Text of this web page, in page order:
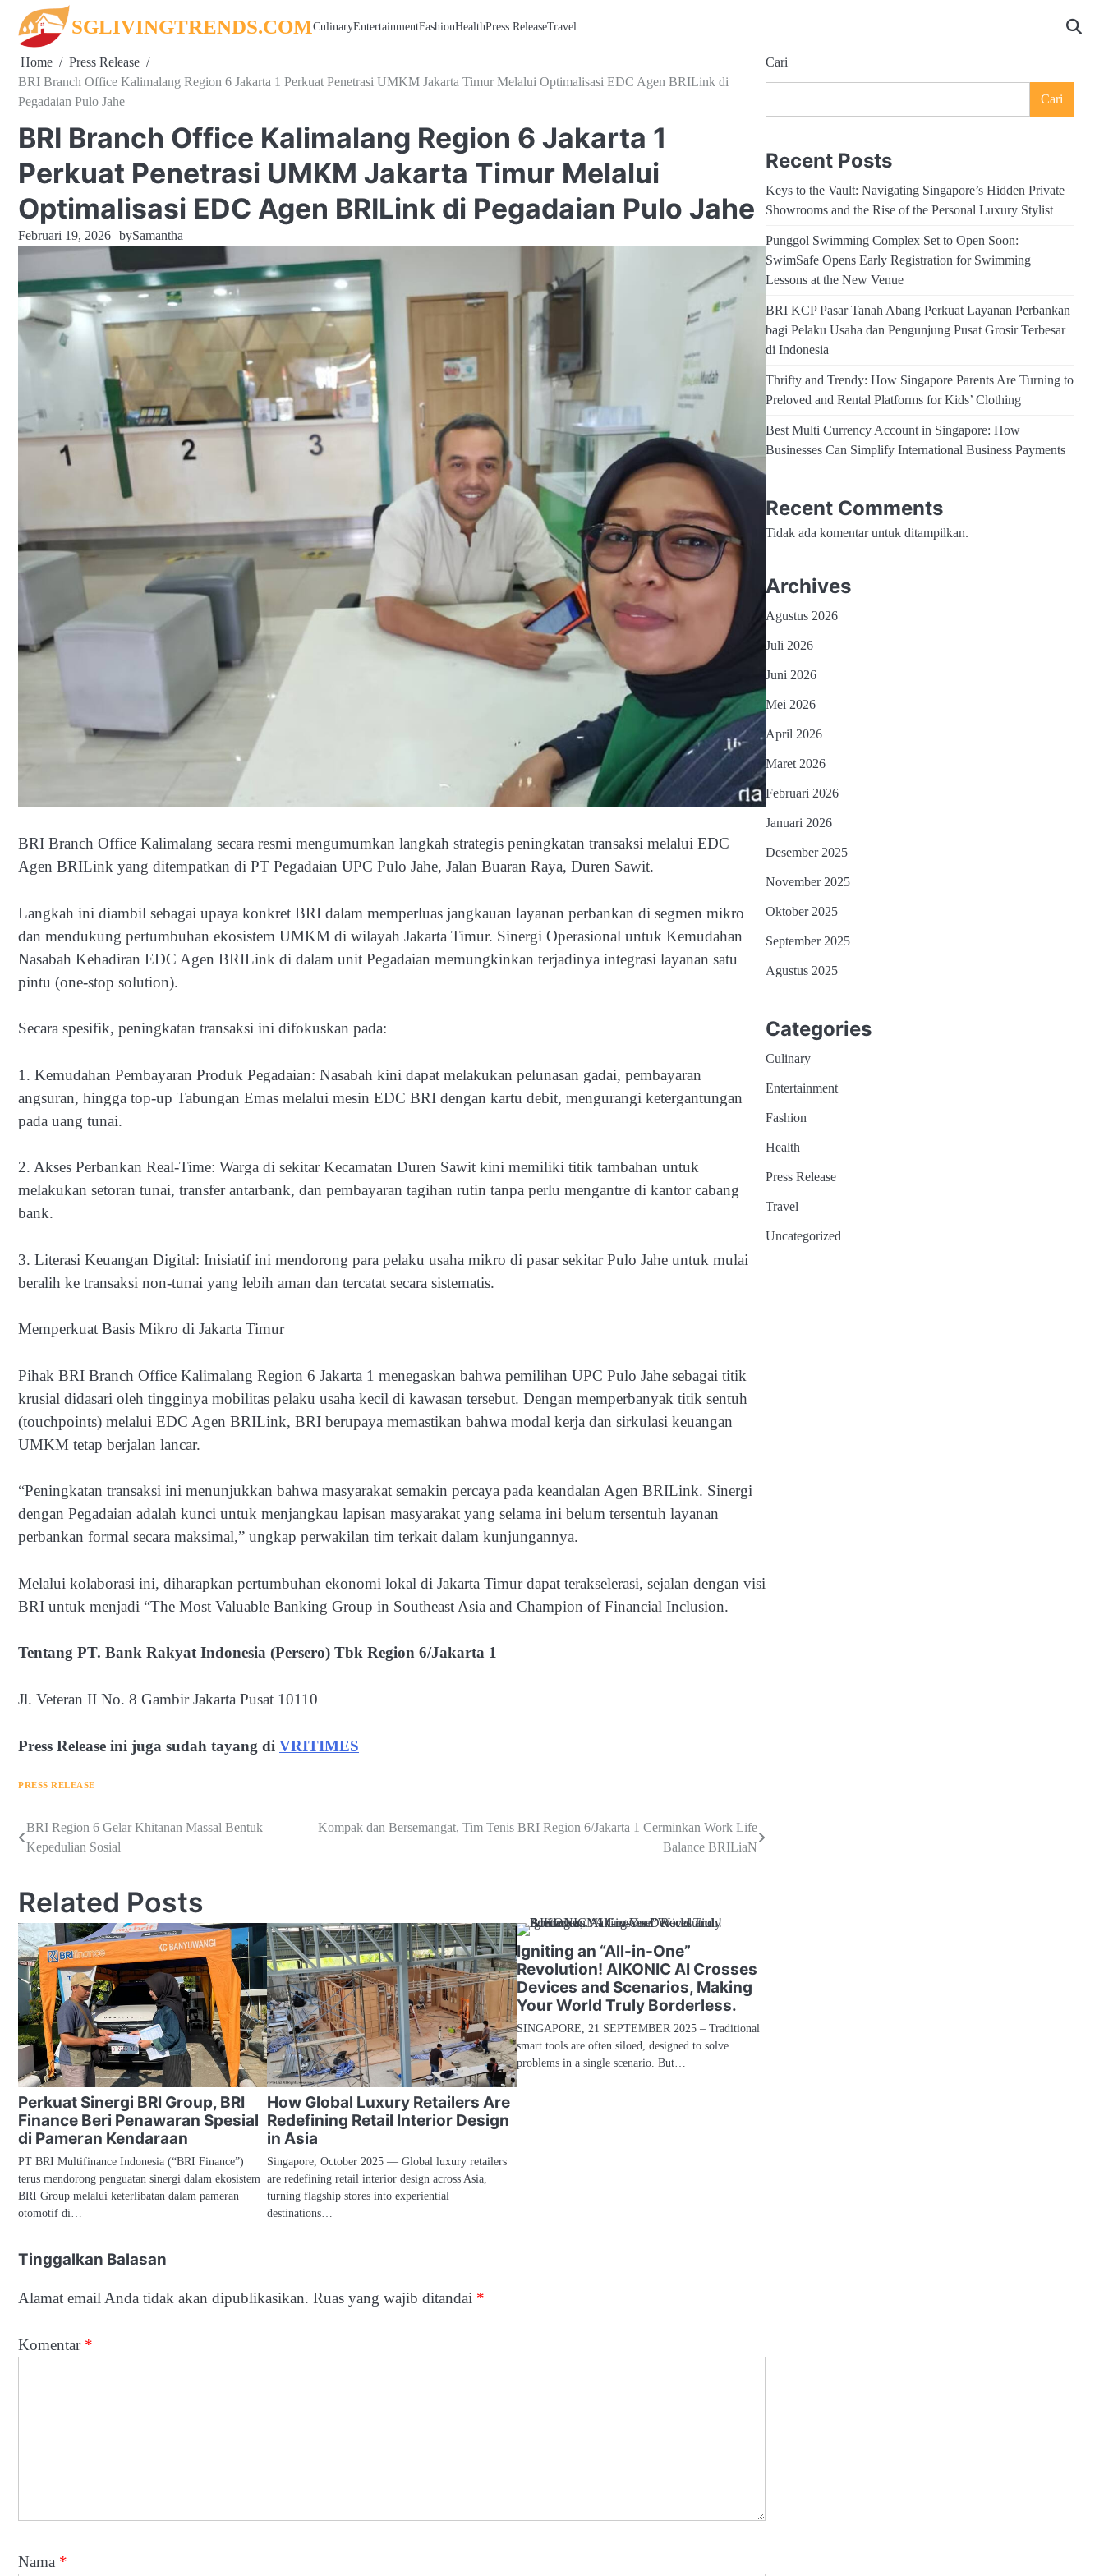
content
SGLIVINGTRENDS.COMCulinaryEntertainmentFashionHealthPress ReleaseTravel
Home
Press Release
BRI Branch Office Kalimalang Region 6 Jakarta 1 Perkuat Penetrasi UMKM Jakarta Timur Melalui Optimalisasi EDC Agen BRILink di
Pegadaian Pulo Jahe
BRI Branch Office Kalimalang Region 6 Jakarta 1
Perkuat Penetrasi UMKM Jakarta Timur Melalui
Optimalisasi EDC Agen BRILink di Pegadaian Pulo Jahe
Februari 19, 2026 bySamantha
BRI Branch Office Kalimalang secara resmi mengumumkan langkah strategis peningkatan transaksi melalui EDC
Agen BRILink yang ditempatkan di PT Pegadaian UPC Pulo Jahe, Jalan Buaran Raya, Duren Sawit.
Langkah ini diambil sebagai upaya konkret BRI dalam memperluas jangkauan layanan perbankan di segmen mikro
dan mendukung pertumbuhan ekosistem UMKM di wilayah Jakarta Timur. Sinergi Operasional untuk Kemudahan
Nasabah Kehadiran EDC Agen BRILink di dalam unit Pegadaian memungkinkan terjadinya integrasi layanan satu
pintu (one-stop solution).
Secara spesifik, peningkatan transaksi ini difokuskan pada:
1. Kemudahan Pembayaran Produk Pegadaian: Nasabah kini dapat melakukan pelunasan gadai, pembayaran
angsuran, hingga top-up Tabungan Emas melalui mesin EDC BRI dengan kartu debit, mengurangi ketergantungan
pada uang tunai.
2. Akses Perbankan Real-Time: Warga di sekitar Kecamatan Duren Sawit kini memiliki titik tambahan untuk
melakukan setoran tunai, transfer antarbank, dan pembayaran tagihan rutin tanpa perlu mengantre di kantor cabang
bank.
3. Literasi Keuangan Digital: Inisiatif ini mendorong para pelaku usaha mikro di pasar sekitar Pulo Jahe untuk mulai
beralih ke transaksi non-tunai yang lebih aman dan tercatat secara sistematis.
Memperkuat Basis Mikro di Jakarta Timur
Pihak BRI Branch Office Kalimalang Region 6 Jakarta 1 menegaskan bahwa pemilihan UPC Pulo Jahe sebagai titik
krusial didasari oleh tingginya mobilitas pelaku usaha kecil di kawasan tersebut. Dengan memperbanyak titik sentuh
(touchpoints) melalui EDC Agen BRILink, BRI berupaya memastikan bahwa modal kerja dan sirkulasi keuangan
UMKM tetap berjalan lancar.
“Peningkatan transaksi ini menunjukkan bahwa masyarakat semakin percaya pada keandalan Agen BRILink. Sinergi
dengan Pegadaian adalah kunci untuk menjangkau lapisan masyarakat yang selama ini belum tersentuh layanan
perbankan formal secara maksimal,” ungkap perwakilan tim terkait dalam kunjungannya.
Melalui kolaborasi ini, diharapkan pertumbuhan ekonomi lokal di Jakarta Timur dapat terakselerasi, sejalan dengan visi
BRI untuk menjadi “The Most Valuable Banking Group in Southeast Asia and Champion of Financial Inclusion.
Tentang PT. Bank Rakyat Indonesia (Persero) Tbk Region 6/Jakarta 1
Jl. Veteran II No. 8 Gambir Jakarta Pusat 10110
Press Release ini juga sudah tayang di VRITIMES
PRESS RELEASE
Navigasi
pos
BRI Region 6 Gelar Khitanan Massal Bentuk
Kepedulian Sosial
Kompak dan Bersemangat, Tim Tenis BRI Region 6/Jakarta 1 Cerminkan Work Life
Balance BRILiaN
Related Posts
Perkuat Sinergi BRI Group, BRI
Finance Beri Penawaran Spesial
di Pameran Kendaraan
PT BRI Multifinance Indonesia (“BRI Finance”)
terus mendorong penguatan sinergi dalam ekosistem
BRI Group melalui keterlibatan dalam pameran
otomotif di…
How Global Luxury Retailers Are
Redefining Retail Interior Design
in Asia
Singapore, October 2025 — Global luxury retailers
are redefining retail interior design across Asia,
turning flagship stores into experiential
destinations…
Igniting an “All-in-One”
Revolution! AIKONIC AI Crosses
Devices and Scenarios, Making
Your World Truly Borderless.
SINGAPORE, 21 SEPTEMBER 2025 – Traditional
smart tools are often siloed, designed to solve
problems in a single scenario. But…
Tinggalkan Balasan
Alamat email Anda tidak akan dipublikasikan. Ruas yang wajib ditandai *
Komentar *
Nama *
Cari
Cari
Recent Posts
Keys to the Vault: Navigating Singapore’s Hidden Private
Showrooms and the Rise of the Personal Luxury Stylist
Punggol Swimming Complex Set to Open Soon:
SwimSafe Opens Early Registration for Swimming
Lessons at the New Venue
BRI KCP Pasar Tanah Abang Perkuat Layanan Perbankan
bagi Pelaku Usaha dan Pengunjung Pusat Grosir Terbesar
di Indonesia
Thrifty and Trendy: How Singapore Parents Are Turning to
Preloved and Rental Platforms for Kids’ Clothing
Best Multi Currency Account in Singapore: How
Businesses Can Simplify International Business Payments
Recent Comments
Tidak ada komentar untuk ditampilkan.
Archives
Agustus 2026
Juli 2026
Juni 2026
Mei 2026
April 2026
Maret 2026
Februari 2026
Januari 2026
Desember 2025
November 2025
Oktober 2025
September 2025
Agustus 2025
Categories
Culinary
Entertainment
Fashion
Health
Press Release
Travel
Uncategorized